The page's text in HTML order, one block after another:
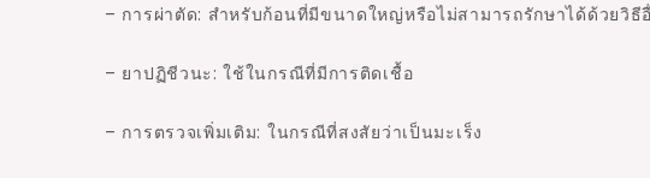
– การผ่าตัด: สำหรับก้อนที่มีขนาดใหญ่หรือไม่สามารถรักษาได้ด้วยวิธี
– ยาปฏิชีวนะ: ใช้ในกรณีที่มีการติดเชื้อ
– การตรวจเพิ่มเติม: ในกรณีที่สงสัยว่าเป็นมะเร็ง